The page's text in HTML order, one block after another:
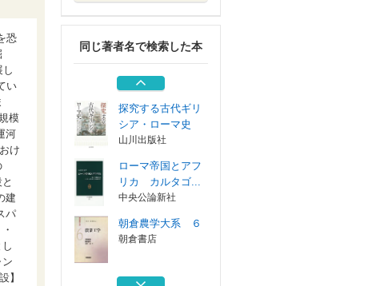
恐
い
模
河
け
建
パ
】
同じ著者名で検索した本
マール社
古代末期 ローマ
世界の変容
白水社
探究する古代ギリ
シア・ローマ史
山川出版社
ローマ帝国とアフ
リカ カルタゴ...
中央公論新社
朝倉農学大系 ６
朝倉書店
絵で旅するローマ